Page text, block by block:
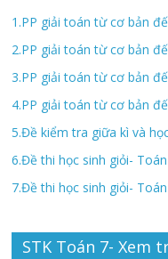
1.PP giải toán từ cơ bản
2.PP giải toán từ cơ bản
3.PP giải toán từ cơ bản
4.PP giải toán từ cơ bản
5.Đề kiểm tra giữa kì và
6.Đề thi học sinh giỏi-
7.Đề thi học sinh giỏi-
STK Toán 7- Xem